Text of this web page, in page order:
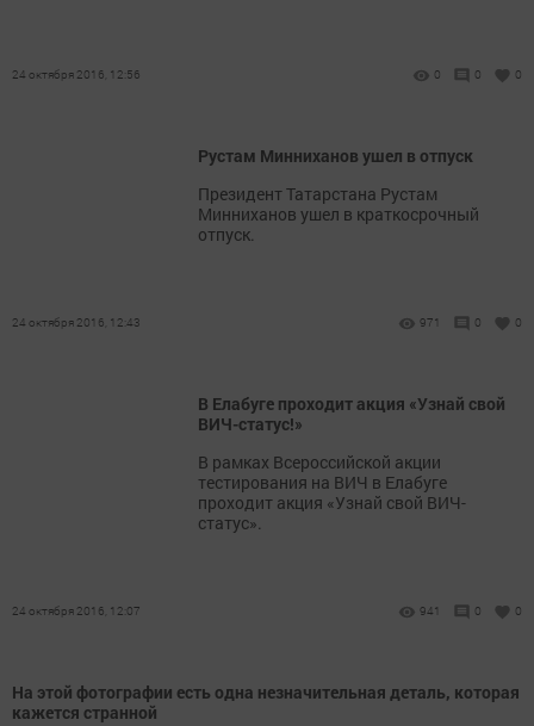
24 октября 2016, 12:56 0 0 0
Рустам Минниханов ушел в отпуск
Президент Татарстана Рустам
Минниханов ушел в краткосрочный
отпуск.
24 октября 2016, 12:43 971 0 0
В Елабуге проходит акция «Узнай свой
ВИЧ-статус!»
В рамках Всероссийской акции
тестирования на ВИЧ в Елабуге
проходит акция «Узнай свой ВИЧ-
статус».
24 октября 2016, 12:07 941 0 0
На этой фотографии есть одна незначительная деталь, которая
кажется странной